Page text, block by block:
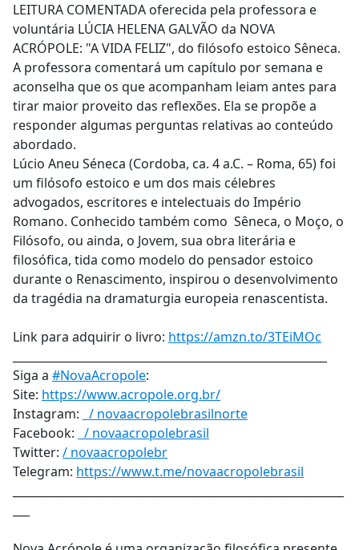
LEITURA COMENTADA oferecida pela professora e
voluntária LÚCIA HELENA GALVÃO da NOVA
ACRÓPOLE: "A VIDA FELIZ", do filósofo estoico Sêneca.
A professora comentará um capítulo por semana e
aconselha que os que acompanham leiam antes para
tirar maior proveito das reflexões. Ela se propõe a
responder algumas perguntas relativas ao conteúdo
abordado.
Lúcio Aneu Séneca (Cordoba, ca. 4 a.C. – Roma, 65) foi
um filósofo estoico e um dos mais célebres
advogados, escritores e intelectuais do Império
Romano. Conhecido também como Sêneca, o Moço, o
Filósofo, ou ainda, o Jovem, sua obra literária e
filosófica, tida como modelo do pensador estoico
durante o Renascimento, inspirou o desenvolvimento
da tragédia na dramaturgia europeia renascentista.
Link para adquirir o livro: https://amzn.to/3TEiMOc
Siga a #NovaAcropole:
Site: https://www.acropole.org.br/
Instagram: / novaacropolebrasilnorte
Facebook: / novaacropolebrasil
Twitter: / novaacropolebr
Telegram: https://www.t.me/novaacropolebrasil